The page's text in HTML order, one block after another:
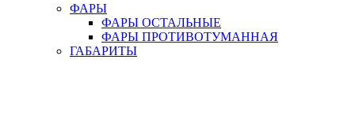
ФАРЫ
ФАРЫ ОСТАЛЬНЫЕ
ФАРЫ ПРОТИВОТУМАННАЯ
ГАБАРИТЫ